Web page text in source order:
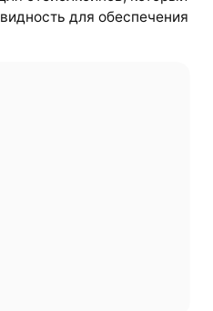
для обеспечения